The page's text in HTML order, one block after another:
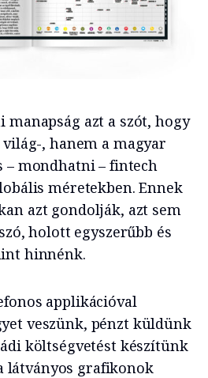
manapság azt a szót, hogy
, hanem a magyar
– mondhatni – fintech
méretekben. Ennek
azt gondolják, azt sem
holott egyszerűbb és
hinnénk.
applikációval
veszünk, pénzt küldünk
költségvetést készítünk
látványos grafikonok